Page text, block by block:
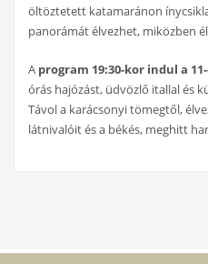
öltöztetett katamaránon
panorámát élvezhet, miközben
A program 19:30-kor indul a
órás hajózást, üdvözlő itallal és
Távol a karácsonyi tömegtől,
látnivalóit és a békés, meghitt